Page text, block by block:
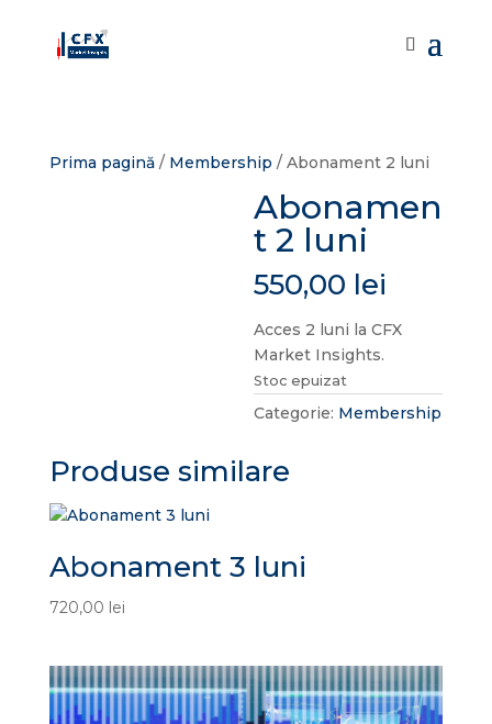
Prima pagină/ Membership / Abonament 2 luni
Abonamen
t 2 luni
550,00 lei
Acces 2 luni la CFX
Market Insights.
Stoc epuizat
Categorie: Membership
Produse similare
Abonament 3 luni
720,00 lei